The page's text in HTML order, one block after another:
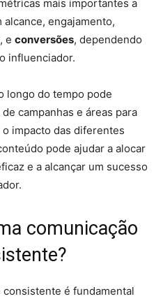
mais importantes a
engajamento,
e conversões, dependendo
influenciador.
longo do tempo pode
campanhas e áreas para
impacto das diferentes
pode ajudar a alocar
e a alcançar um sucesso
comunicação
é fundamental